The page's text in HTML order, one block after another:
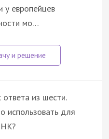
у европейцев
мо…
из шести.
использовать для